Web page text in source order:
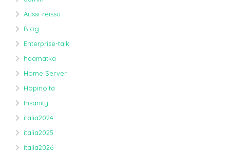
Aussi-reissu
Blog
Enterprise-talk
haamatka
Home Server
Höpinöitä
Insanity
italia2024
italia2025
italia2026